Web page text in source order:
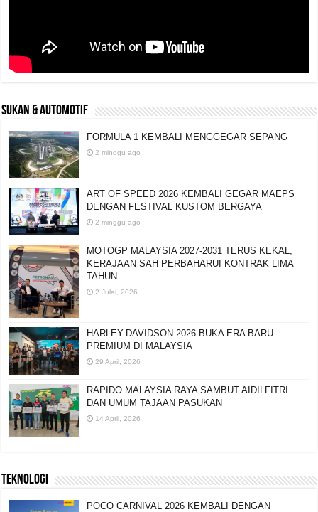
SUKAN & AUTOMOTIF
FORMULA 1 KEMBALI MENGGEGAR SEPANG
2 minggu ago
ART OF SPEED 2026 KEMBALI GEGAR MAEPS
DENGAN FESTIVAL KUSTOM BERGAYA
2 minggu ago
MOTOGP MALAYSIA 2027-2031 TERUS KEKAL,
KERAJAAN SAH PERBAHARUI KONTRAK LIMA
TAHUN
2 Julai, 2026
HARLEY-DAVIDSON 2026 BUKA ERA BARU
PREMIUM DI MALAYSIA
29 April, 2026
RAPIDO MALAYSIA RAYA SAMBUT AIDILFITRI
DAN UMUM TAJAAN PASUKAN
14 April, 2026
TEKNOLOGI
POCO CARNIVAL 2026 KEMBALI DENGAN